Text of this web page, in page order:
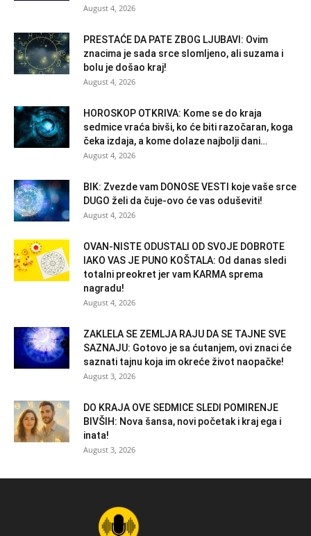
August 4, 2026
PRESTAĆE DA PATE ZBOG LJUBAVI: Ovim
znacima je sada srce slomljeno, ali suzama i
bolu je došao kraj!
August 4, 2026
HOROSKOP OTKRIVA: Kome se do kraja
sedmice vraća bivši, ko će biti razočaran, koga
čeka izdaja, a kome dolaze najbolji dani…
August 4, 2026
BIK: Zvezde vam DONOSE VESTI koje vaše srce
DUGO želi da čuje-ovo će vas oduševiti!
August 4, 2026
OVAN-NISTE ODUSTALI OD SVOJE DOBROTE
IAKO VAS JE PUNO KOŠTALA: Od danas sledi
totalni preokret jer vam KARMA sprema
nagradu!
August 4, 2026
ZAKLELA SE ZEMLJA RAJU DA SE TAJNE SVE
SAZNAJU: Gotovo je sa ćutanjem, ovi znaci će
saznati tajnu koja im okreće život naopačke!
August 3, 2026
DO KRAJA OVE SEDMICE SLEDI POMIRENJE
BIVŠIH: Nova šansa, novi početak i kraj ega i
inata!
August 3, 2026